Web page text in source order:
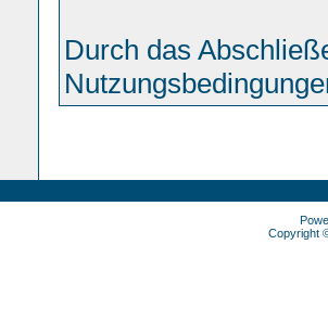
Durch das
Copyright